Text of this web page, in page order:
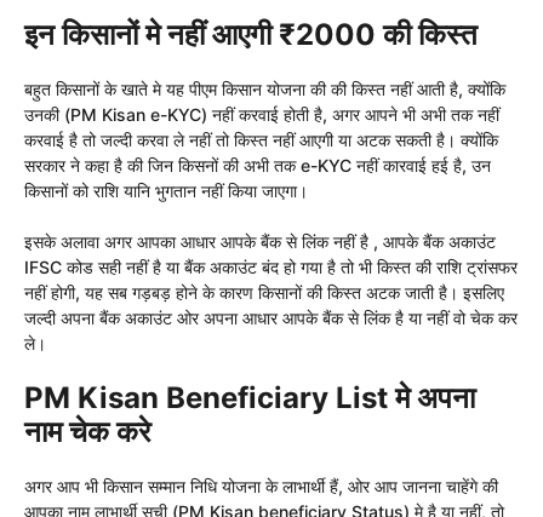
इन किसानों मे नहीं आएगी ₹2000 की किस्त
बहुत किसानों के खाते मे यह पीएम किसान योजना की की किस्त नहीं आती है, क्योंकि
उनकी (PM Kisan e-KYC) नहीं करवाई होती है, अगर आपने भी अभी तक नहीं
करवाई है तो जल्दी करवा ले नहीं तो किस्त नहीं आएगी या अटक सकती है। क्योंकि
सरकार ने कहा है की जिन किसनों की अभी तक e-KYC नहीं कारवाई हई है, उन
किसानों को राशि यानि भुगतान नहीं किया जाएगा।
इसके अलावा अगर आपका आधार आपके बैंक से लिंक नहीं है , आपके बैंक अकाउंट
IFSC कोड सही नहीं है या बैंक अकाउंट बंद हो गया है तो भी किस्त की राशि ट्रांसफर
नहीं होगी, यह सब गड़बड़ होने के कारण किसानों की किस्त अटक जाती है। इसलिए
जल्दी अपना बैंक अकाउंट ओर अपना आधार आपके बैंक से लिंक है या नहीं वो चेक कर
ले।
PM Kisan Beneficiary List मे अपना
नाम चेक करे
अगर आप भी किसान सम्मान निधि योजना के लाभार्थी हैं, ओर आप जानना चाहेंगे की
आपका नाम लाभार्थी सूची (PM Kisan beneficiary Status) मे है या नहीं, तो